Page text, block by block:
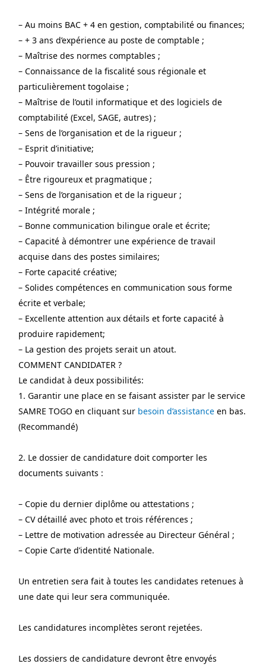
– Au moins BAC + 4 en gestion, comptabilité ou finances;
– + 3 ans d’expérience au poste de comptable ;
– Maîtrise des normes comptables ;
– Connaissance de la fiscalité sous régionale et
particulièrement togolaise ;
– Maîtrise de l’outil informatique et des logiciels de
comptabilité (Excel, SAGE, autres) ;
– Sens de l’organisation et de la rigueur ;
– Esprit d’initiative;
– Pouvoir travailler sous pression ;
– Être rigoureux et pragmatique ;
– Sens de l’organisation et de la rigueur ;
– Intégrité morale ;
– Bonne communication bilingue orale et écrite;
– Capacité à démontrer une expérience de travail
acquise dans des postes similaires;
– Forte capacité créative;
– Solides compétences en communication sous forme
écrite et verbale;
– Excellente attention aux détails et forte capacité à
produire rapidement;
– La gestion des projets serait un atout.
COMMENT CANDIDATER ?
Le candidat à deux possibilités:
1. Garantir une place en se faisant assister par le service
SAMRE TOGO en cliquant sur besoin d’assistance en bas.
(Recommandé)
2. Le dossier de candidature doit comporter les
documents suivants :
– Copie du dernier diplôme ou attestations ;
– CV détaillé avec photo et trois références ;
– Lettre de motivation adressée au Directeur Général ;
– Copie Carte d’identité Nationale.
Un entretien sera fait à toutes les candidates retenues à
une date qui leur sera communiquée.
Les candidatures incomplètes seront rejetées.
Les dossiers de candidature devront être envoyés